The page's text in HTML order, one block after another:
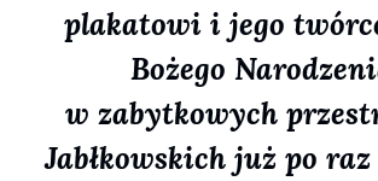
plakatowi i jego
Bożego
w zabytkowych
Jabłkowskich już po